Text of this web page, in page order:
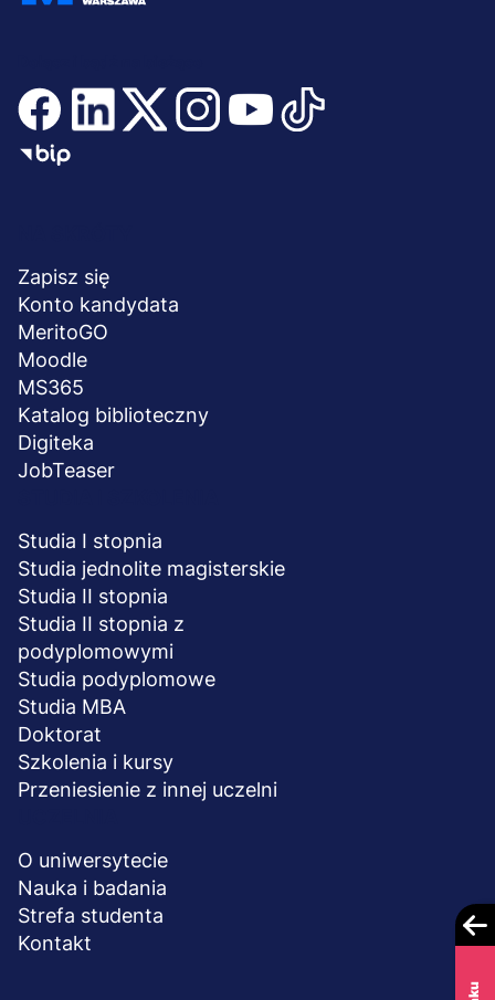
stopka
Zapisz się
Konto kandydata
MeritoGO
Moodle
MS365
Katalog biblioteczny
Digiteka
JobTeaser
Studia I stopnia
Studia jednolite magisterskie
Studia II stopnia
Studia II stopnia z
podyplomowymi
Studia podyplomowe
Studia MBA
Doktorat
Szkolenia i kursy
Przeniesienie z innej uczelni
O uniwersytecie
Nauka i badania
Strefa studenta
Kontakt